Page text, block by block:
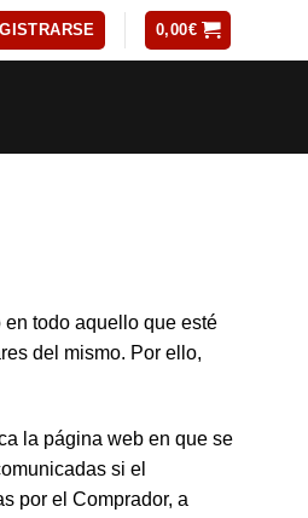
0,00€
todo aquello que esté
del mismo. Por ello,
la página web en que se
si el
por el Comprador, a